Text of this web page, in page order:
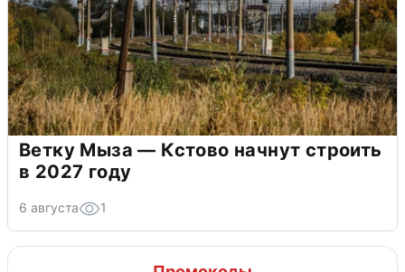
Ветку Мыза — Кстово начнут строить
в 2027 году
6 августа 1